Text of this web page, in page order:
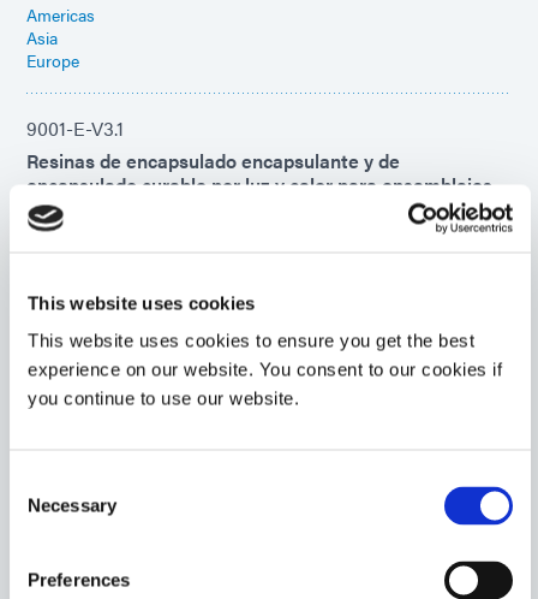
This website uses cookies
This website uses cookies to ensure you get the best
experience on our website. You consent to our cookies if
you continue to use our website.
Selection
Necessary
Preferences
Americas
Asia
Europe
9001-E-V3.1
Resinas de encapsulado encapsulante y de
encapsulado curable por luz y calor para ensamblajes
electrónicos y placas de circuitos donde se requiere
una mayor resistencia a la humedad y a los ciclos
circuitos difíciles y minimiza la tensión en las delicadas
uniones de cables.
Americas
Asia
Europe
El sellador de juntas de aplicación en el lugar tiene una
temperatura y recintos submarinos que requieren una